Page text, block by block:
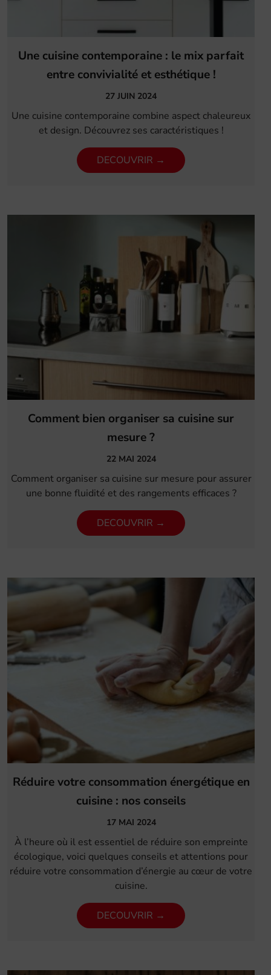
Une cuisine contemporaine : le mix parfait
entre convivialité et esthétique !
27 JUIN 2024
Une cuisine contemporaine combine aspect chaleureux
et design. Découvrez ses caractéristiques !
DECOUVRIR →
Comment bien organiser sa cuisine sur
mesure ?
22 MAI 2024
Comment organiser sa cuisine sur mesure pour assurer
une bonne fluidité et des rangements efficaces ?
DECOUVRIR →
Réduire votre consommation énergétique en
cuisine : nos conseils
17 MAI 2024
À l’heure où il est essentiel de réduire son empreinte
écologique, voici quelques conseils et attentions pour
réduire votre consommation d’énergie au cœur de votre
cuisine.
DECOUVRIR →